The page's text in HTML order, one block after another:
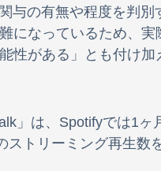
与の有無や程度を判別
になっているため、実
性がある」とも付け加
」は、Spotifyでは1ヶ
ストリーミング再生数